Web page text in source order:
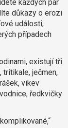
každých pár
důkazy o erozi
události,
případech
existují tři
tritikale, ječmen,
vikev
ředkvičky